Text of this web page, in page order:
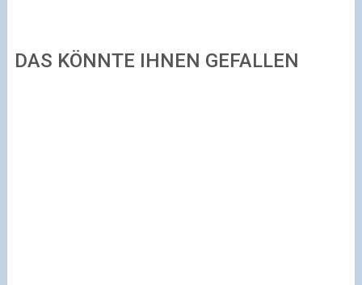
DAS KÖNNTE IHNEN GEFALLEN